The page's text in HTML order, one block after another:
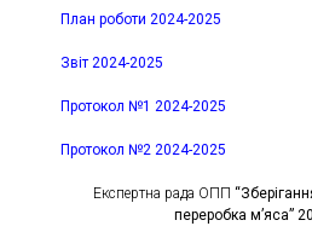
План роботи 2024-2025
Звіт 2024-2025
Протокол №1 2024-2025
Протокол №2 2024-2025
Експертна рада ОПП
переробка м’яса”